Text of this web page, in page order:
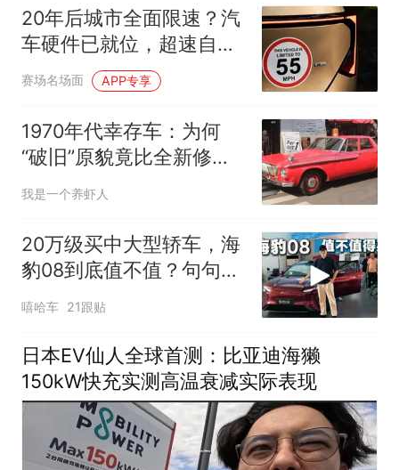
20年后城市全面限速？汽
车硬件已就位，超速自由
将成历史
赛场名场面 APP专享
1970年代幸存车：为何
“破旧”原貌竟比全新修复
更值钱？
我是一个养虾人
20万级买中大型轿车，海
豹08到底值不值？句句都
是大实话
嘻哈车 21跟贴
日本EV仙人全球首测：比亚迪海獭
150kW快充实测高温衰减实际表现